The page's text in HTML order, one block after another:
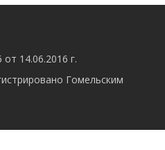
14.06.2016 г.
Гомельским